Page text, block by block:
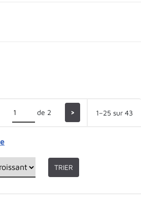
de 2 > 1–25 sur 43
TRIER